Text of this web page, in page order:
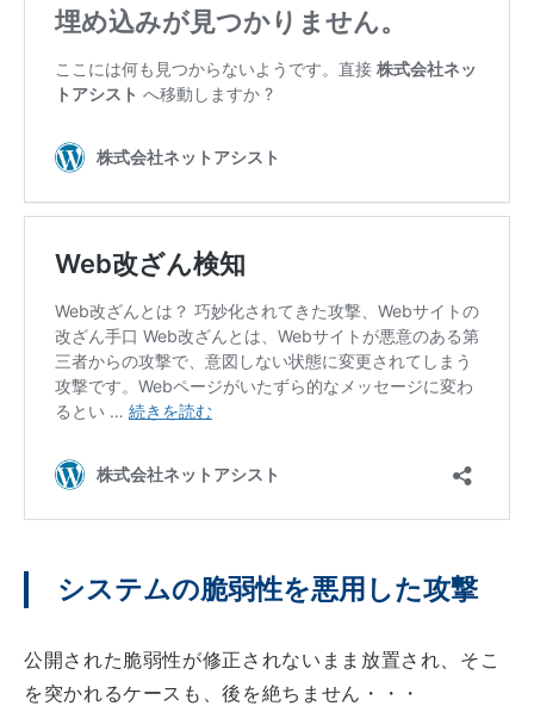
システムの脆弱性を悪用した攻撃
公開された脆弱性が修正されないまま放置され、そこ
を突かれるケースも、後を絶ちません・・・